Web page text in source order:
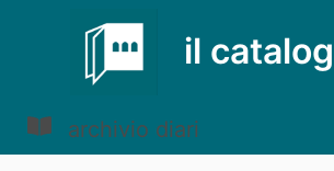
il
archivio diari